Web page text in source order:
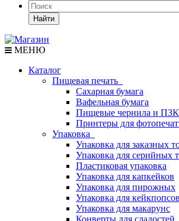
Найти
МЕНЮ
Каталог
Пищевая печать
Сахарная бумага
Вафельная бумага
Пищевые чернила и ПЗК
Принтеры для
Упаковка
Упаковка для заказных
Упаковка для серийных
Пластиковая упаковка
Упаковка для капкейков
Упаковка для пирожных
Упаковка для кейкпопсов
Упаковка для макарунс
Конверты для сладостей